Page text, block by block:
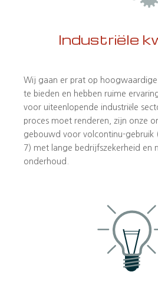
Industriële
Wij gaan er prat op hoogwaardige
te bieden en hebben ruime
voor uiteenlopende industriële
proces moet renderen, zijn onze
gebouwd voor volcontinu-gebruik
7) met lange bedrijfszekerheid en
onderhoud.